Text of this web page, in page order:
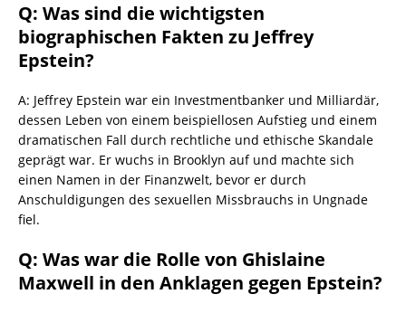
Q: Was sind die wichtigsten
biographischen Fakten zu Jeffrey
Epstein?
A: Jeffrey Epstein war ein Investmentbanker und Milliardär,
dessen Leben von einem beispiellosen Aufstieg und einem
dramatischen Fall durch rechtliche und ethische Skandale
geprägt war. Er wuchs in Brooklyn auf und machte sich
einen Namen in der Finanzwelt, bevor er durch
Anschuldigungen des sexuellen Missbrauchs in Ungnade
fiel.
Q: Was war die Rolle von Ghislaine
Maxwell in den Anklagen gegen Epstein?